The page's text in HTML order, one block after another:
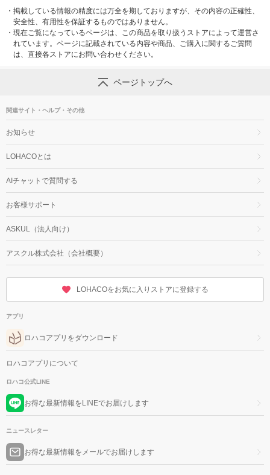
・ 掲載している情報の精度には万全を期しておりますが、その内容の正確性、
安全性、有用性を保証するものではありません。
・ 現在ご覧になっているページは、この商品を取り扱うストアによって運営さ
れています。ページに記載されている内容や商品、ご購入に関するご質問
は、直接各ストアにお問い合わせください。
ページトップへ
関連サイト・ヘルプ・その他
お知らせ
LOHACOとは
AIチャットで質問する
お客様サポート
ASKUL（法人向け）
アスクル株式会社（会社概要）
LOHACOをお気に入りストアに登録する
アプリ
ロハコアプリをダウンロード
ロハコアプリについて
ロハコ公式LINE
お得な最新情報をLINEでお届けします
ニュースレター
お得な最新情報をメールでお届けします